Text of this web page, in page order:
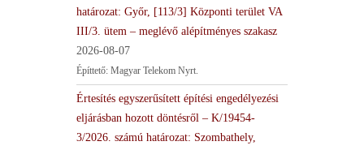
határozat: Győr, [113/3] Központi terület VA
III/3. ütem – meglévő alépítményes szakasz
2026-08-07
Építtető: Magyar Telekom Nyrt.
Értesítés egyszerűsített építési engedélyezési
eljárásban hozott döntésről – K/19454-
3/2026. számú határozat: Szombathely,